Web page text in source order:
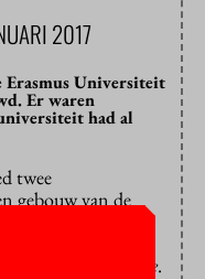
2017
Erasmus Universiteit
Er waren
had al
twee
gebouw van de
De
te
Erasmus Magazine.